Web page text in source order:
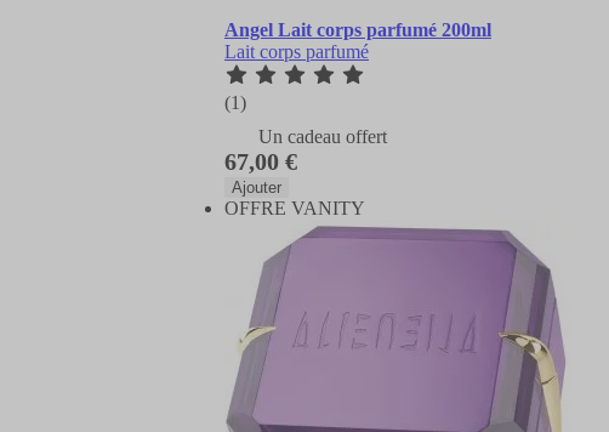
Angel Lait corps parfumé 200ml
Lait corps parfumé
(1)
Un cadeau offert
67,00 €
Ajouter
OFFRE VANITY